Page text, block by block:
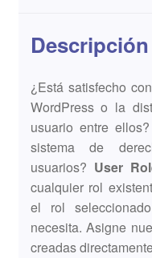
Descripción
¿Está satisfecho
WordPress o la
usuario entre ellos?
sistema de
usuarios? User
cualquier rol
el rol
necesita. Asigne
creadas